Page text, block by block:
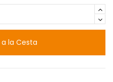
la Cesta